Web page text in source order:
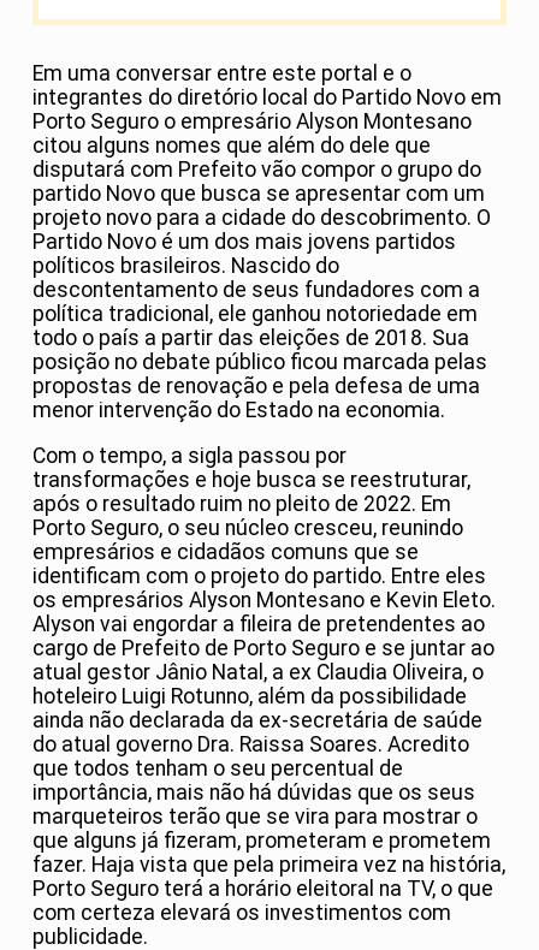
Em uma conversar entre este portal e o
integrantes do diretório local do Partido Novo em
Porto Seguro o empresário Alyson Montesano
citou alguns nomes que além do dele que
disputará com Prefeito vão compor o grupo do
partido Novo que busca se apresentar com um
projeto novo para a cidade do descobrimento. O
Partido Novo é um dos mais jovens partidos
políticos brasileiros. Nascido do
descontentamento de seus fundadores com a
política tradicional, ele ganhou notoriedade em
todo o país a partir das eleições de 2018. Sua
posição no debate público ficou marcada pelas
propostas de renovação e pela defesa de uma
menor intervenção do Estado na economia.
Com o tempo, a sigla passou por
transformações e hoje busca se reestruturar,
após o resultado ruim no pleito de 2022. Em
Porto Seguro, o seu núcleo cresceu, reunindo
empresários e cidadãos comuns que se
identificam com o projeto do partido. Entre eles
os empresários Alyson Montesano e Kevin Eleto.
Alyson vai engordar a fileira de pretendentes ao
cargo de Prefeito de Porto Seguro e se juntar ao
atual gestor Jânio Natal, a ex Claudia Oliveira, o
hoteleiro Luigi Rotunno, além da possibilidade
ainda não declarada da ex-secretária de saúde
do atual governo Dra. Raissa Soares. Acredito
que todos tenham o seu percentual de
importância, mais não há dúvidas que os seus
marqueteiros terão que se vira para mostrar o
que alguns já fizeram, prometeram e prometem
fazer. Haja vista que pela primeira vez na história,
Porto Seguro terá a horário eleitoral na TV, o que
com certeza elevará os investimentos com
publicidade.